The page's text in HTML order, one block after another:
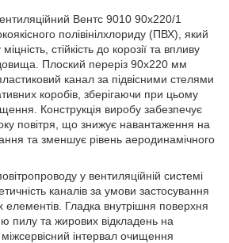
Вентс 9010 90х220/1
полівінілхлориду (ПВХ), який
стійкість до корозії та впливу
Плоский переріз 90х220 мм
канал за підвісними стелями
коробів, зберігаючи при цьому
Конструкція виробу забезпечує
повітря, що знижує навантаження на
та зменшує рівень аеродинамічного
у вентиляційній системі
каналів за умови застосування
елементів. Гладка внутрішня поверхня
пилу та жирових відкладень на
інтервал очищення